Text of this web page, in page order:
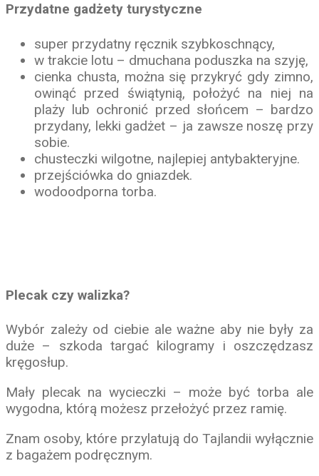
Przydatne gadżety turystyczne
super przydatny ręcznik szybkoschnący,
w trakcie lotu – dmuchana poduszka na szyję,
cienka chusta, można się przykryć gdy zimno,
owinąć przed świątynią, położyć na niej na
plaży lub ochronić przed słońcem – bardzo
przydany, lekki gadżet – ja zawsze noszę przy
sobie.
chusteczki wilgotne, najlepiej antybakteryjne.
przejściówka do gniazdek.
wodoodporna torba.
Plecak czy walizka?
Wybór zależy od ciebie ale ważne aby nie były za
duże – szkoda targać kilogramy i oszczędzasz
kręgosłup.
Mały plecak na wycieczki – może być torba ale
wygodna, którą możesz przełożyć przez ramię.
Znam osoby, które przylatują do Tajlandii wyłącznie
z bagażem podręcznym.